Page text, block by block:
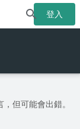
登入
但可能會出錯。